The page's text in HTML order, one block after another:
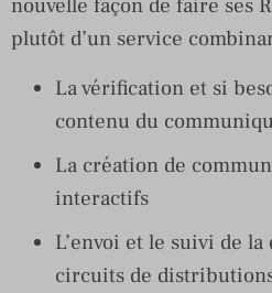
nouvelle façon de faire ses
plutôt d’un service
La vérification et si
contenu du
La création de
interactifs
L’envoi et le suivi de
circuits de